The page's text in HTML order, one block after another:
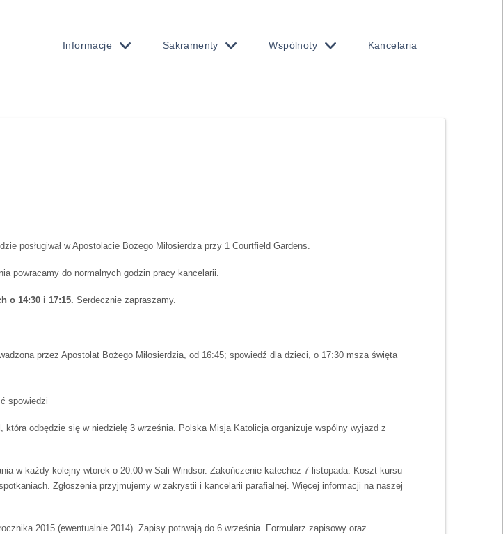
Informacje Sakramenty Wspólnoty Kancelaria
posługiwał w Apostolacie Bożego Miłosierdza przy 1 Courtfield Gardens.
powracamy do normalnych godzin pracy kancelarii.
o 14:30 i 17:15. Serdecznie zapraszamy.
przez Apostolat Bożego Miłosierdzia, od 16:45; spowiedź dla dzieci, o 17:30 msza święta
spowiedzi
, która odbędzie się w niedzielę 3 września. Polska Misja Katolicja organizuje wspólny wyjazd z
w każdy kolejny wtorek o 20:00 w Sali Windsor. Zakończenie katechez 7 listopada. Koszt kursu
Zgłoszenia przyjmujemy w zakrystii i kancelarii parafialnej. Więcej informacji na naszej
2015 (ewentualnie 2014). Zapisy potrwają do 6 września. Formularz zapisowy oraz